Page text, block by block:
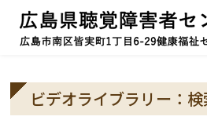
ビデオライブラリー：